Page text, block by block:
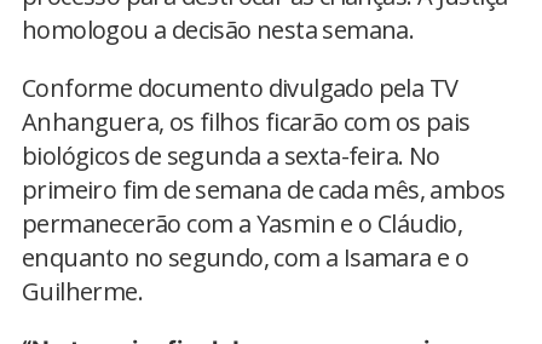
homologou a decisão nesta semana.
Conforme documento divulgado pela TV
Anhanguera, os filhos ficarão com os pais
biológicos de segunda a sexta-feira. No
primeiro fim de semana de cada mês, ambos
permanecerão com a Yasmin e o Cláudio,
enquanto no segundo, com a Isamara e o
Guilherme.